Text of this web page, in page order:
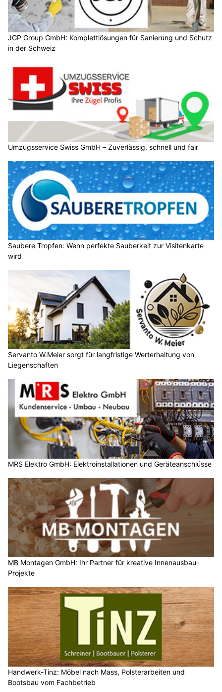
JGP Group GmbH: Komplettlösungen für Sanierung und Schutz
in der Schweiz
Umzugsservice Swiss GmbH – Zuverlässig, schnell und fair
Saubere Tropfen: Wenn perfekte Sauberkeit zur Visitenkarte
wird
Servanto W.Meier sorgt für langfristige Werterhaltung von
Liegenschaften
MRS Elektro GmbH: Elektroinstallationen und Geräteanschlüsse
MB Montagen GmbH: Ihr Partner für kreative Innenausbau-
Projekte
Handwerk-Tinz: Möbel nach Mass, Polsterarbeiten und
Bootsbau vom Fachbetrieb